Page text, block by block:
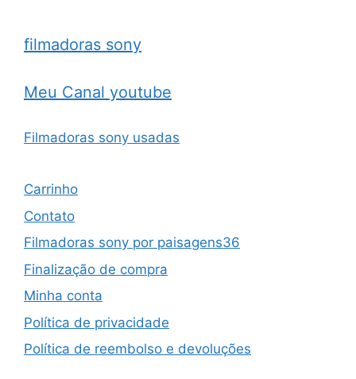
filmadoras sony
Meu Canal youtube
Filmadoras sony usadas
Carrinho
Contato
Filmadoras sony por paisagens36
Finalização de compra
Minha conta
Política de privacidade
Política de reembolso e devoluções